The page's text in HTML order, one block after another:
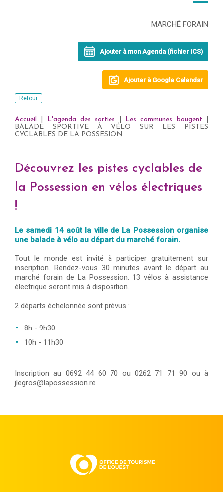
MARCHÉ FORAIN
Ajouter à mon Agenda (fichier ICS)
Ajouter à Google Calendar
Retour
Accueil L'agenda des sorties Les communes bougent
BALADE SPORTIVE À VÉLO SUR LES PISTES
CYCLABLES DE LA POSSESION
Découvrez les pistes cyclables de
la Possession en vélos électriques
!
Le samedi 14 août la ville de La Possession organise
une balade à vélo au départ du marché forain.
Tout le monde est invité à participer gratuitement sur
inscription. Rendez-vous 30 minutes avant le départ au
marché forain de La Possession. 13 vélos à assistance
électrique seront mis à disposition.
2 départs échelonnée sont prévus :
8h - 9h30
10h - 11h30
Inscription au 0692 44 60 70 ou 0262 71 71 90 ou à
jlegros@lapossession.re